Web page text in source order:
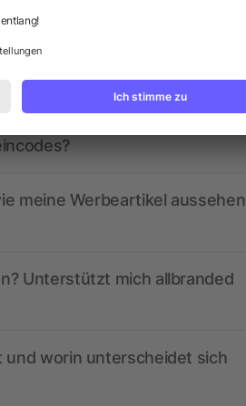
Antworten.
meine Werbeartikel aussehen
Unterstützt mich allbranded
worin unterscheidet sich